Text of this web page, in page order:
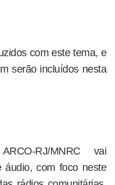
com este tema, e
serão incluídos nesta
RJ/MNRC vai
áudio, com foco neste